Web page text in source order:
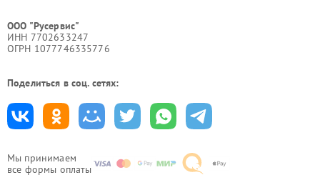
Мы принимаем
все формы оплаты
ООО "Русервис"
ИНН 7702633247
ОГРН 1077746335776
Поделиться в соц. сетях: